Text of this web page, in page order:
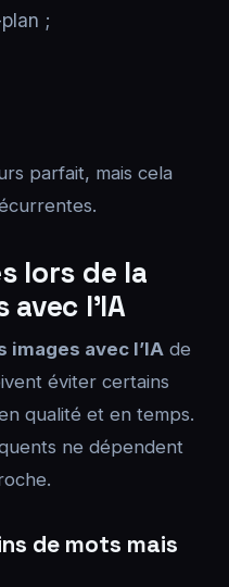
;
parfait, mais cela
lors de la
avec l’IA
images avec l’IA de
éviter certains
qualité et en temps.
ne dépendent
de mots mais